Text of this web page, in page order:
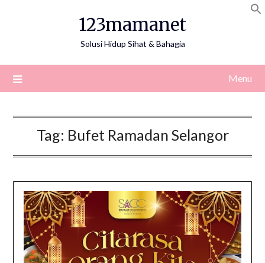
123mamanet
Solusi Hidup Sihat & Bahagia
Menu
Tag: Bufet Ramadan Selangor